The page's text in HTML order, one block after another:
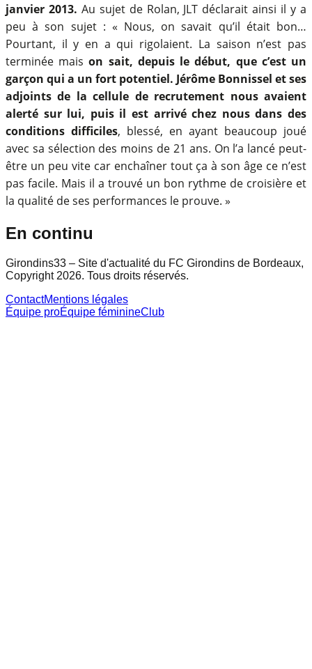
janvier 2013. Au sujet de Rolan, JLT déclarait ainsi il y a
peu à son sujet : « Nous, on savait qu’il était bon…
Pourtant, il y en a qui rigolaient. La saison n’est pas
terminée maison sait, depuis le début, que c’est un
garçon qui a un fort potentiel. Jérôme Bonnissel et ses
adjoints de la cellule de recrutement nous avaient
alerté sur lui, puis il est arrivé chez nous dans des
conditions difficiles, blessé, en ayant beaucoup joué
avec sa sélection des moins de 21 ans. On l’a lancé peut-
être un peu vite car enchaîner tout ça à son âge ce n’est
pas facile. Mais il a trouvé un bon rythme de croisière et
la qualité de ses performances le prouve. »
En continu
Girondins33 – Site d'actualité du FC Girondins de Bordeaux,
Copyright 2026. Tous droits réservés.
ContactMentions légales
Équipe proÉquipe féminineClub